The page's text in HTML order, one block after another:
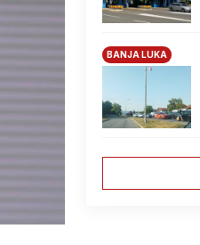
BANJA LUKA